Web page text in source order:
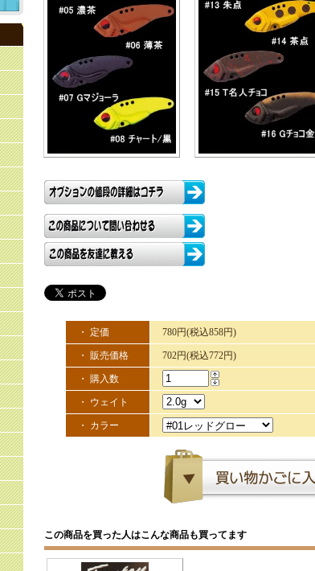
・ 定価 780円(税込858円)
・ 販売価格 702円(税込772円)
・ 購入数
・ ウェイト
・ カラー
この商品を買った人はこんな商品も買ってます